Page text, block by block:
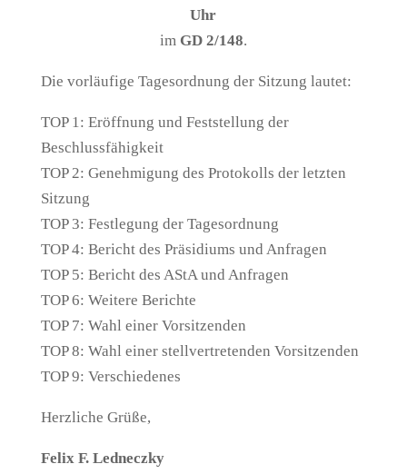
Uhr
im GD 2/148.
Die vorläufige Tagesordnung der Sitzung lautet:
TOP 1: Eröffnung und Feststellung der
Beschlussfähigkeit
TOP 2: Genehmigung des Protokolls der letzten
Sitzung
TOP 3: Festlegung der Tagesordnung
TOP 4: Bericht des Präsidiums und Anfragen
TOP 5: Bericht des AStA und Anfragen
TOP 6: Weitere Berichte
TOP 7: Wahl einer Vorsitzenden
TOP 8: Wahl einer stellvertretenden Vorsitzenden
TOP 9: Verschiedenes
Herzliche Grüße,
Felix F. Ledneczky